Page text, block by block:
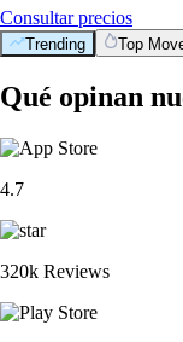
Consultar precios
Trending Top
Qué opinan
4.7
320k Reviews